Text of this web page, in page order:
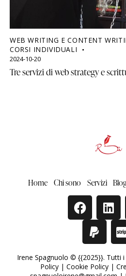
WEB WRITING E CONTENT
CORSI INDIVIDUALI
2024-10-20
Tre servizi di web strategy e
Home Chi sono Servizi
Irene Spagnuolo © {{2025}}. Tutti
Policy| Cookie Policy|